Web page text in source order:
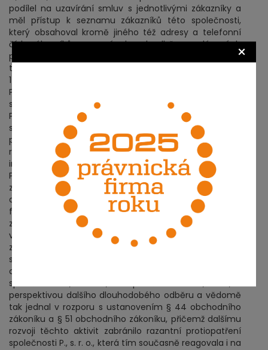
×
podílel na uzavírání smluv s jednotlivými zákazníky a
měl přístup k seznamu zákazníků této společnosti,
který obsahoval kromě jiného též adresy a telefonní
čísla zákazníků a cenové relace k odběru prodávaných
produktů, když tyto údaje jsou předmětem obchodního
tajemství zmíněné společnosti ve smyslu ustanovení §
17 obchodního zákoníku.
Před ukončením svého pracovního poměru ve firmě P.,
s. r. o., inicioval vznik společnosti G. P., a. s., (dále jen „G.
P., a. s.“), která měla podnikat ve stejném oboru jako
společnost P., s. r. o., a a obviněný v ní vykonával funkci
předsedy představenstva a společnost fakticky řídil a v
rámci svého působení ve společnosti G. P., a. s., zneužil
interní informace o zákaznících a cenách společnosti
P., s. r. o., které získal v době svého předchozího
zaměstnání ve společnosti P., s. r. o., a to tak, že po
dobu dvou let zasílal nebo nechal zasílat písemně či
formou SMS na dříve získaná telefonní čísla či adresy
zákazníků společnosti P., s. r. o., nabídky na cenově
výhodnější dodávky zboží, přičemž toto vědomé
zneužívání interních informací o zákaznících
společnosti P., s. r. o., prováděl obviněnýs úmyslem
dosáhnout přechodu dosavadních zákazníků
společnosti P., s. r. o., ke společnosti G. P., a. s., s
perspektivou dalšího dlouhodobého odběru a vědomě
tak jednal v rozporu s ustanovením § 44 obchodního
zákoníku a § 51 obchodního zákoníku, přičemž dalšímu
rozvoji těchto aktivit zabránilo razantní protiopatření
společnosti P., s. r. o., která tím současně reagovala i na